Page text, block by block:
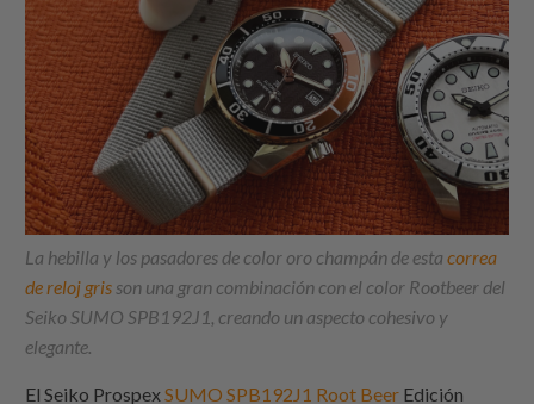
La hebilla y los pasadores de color oro champán de estacorrea
de reloj gris son una gran combinación con el color Rootbeer del
Seiko SUMO SPB192J1, creando un aspecto cohesivo y
elegante.
El Seiko ProspexSUMO SPB192J1 Root Beer Edición